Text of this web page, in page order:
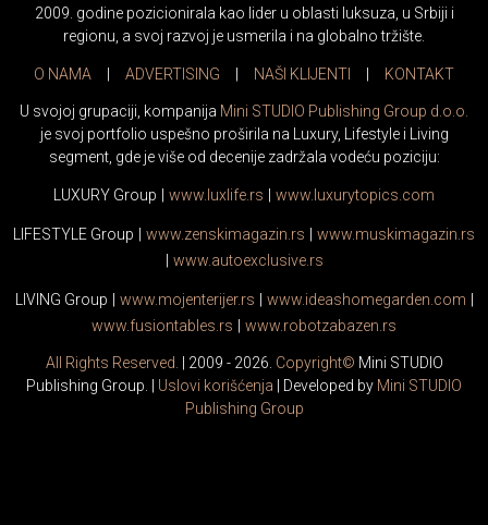
2009. godine pozicionirala kao lider u oblasti luksuza, u Srbiji i
regionu, a svoj razvoj je usmerila i na globalno tržište.
O NAMA ADVERTISING NAŠI KLIJENTI KONTAKT
U svojoj grupaciji, kompanija Mini STUDIO Publishing Group d.o.o.
je svoj portfolio uspešno proširila na Luxury, Lifestyle i Living
segment, gde je više od decenije zadržala vodeću poziciju:
LUXURY Group www. luxlife .rs www. luxurytopics .com
LIFESTYLE Group www. zenskimagazin.rs www. muskimagazin.rs
www. autoexclusive.rs
LIVING Group www. mojenterijer.rs www. ideashomegarden.com
www. fusiontables .rs www. robotzabazen .rs
All Rights Reserved. | 2009 - 2026. Copyright© Mini STUDIO
Publishing Group. | Uslovi korišćenja | Developed by Mini STUDIO
Publishing Group